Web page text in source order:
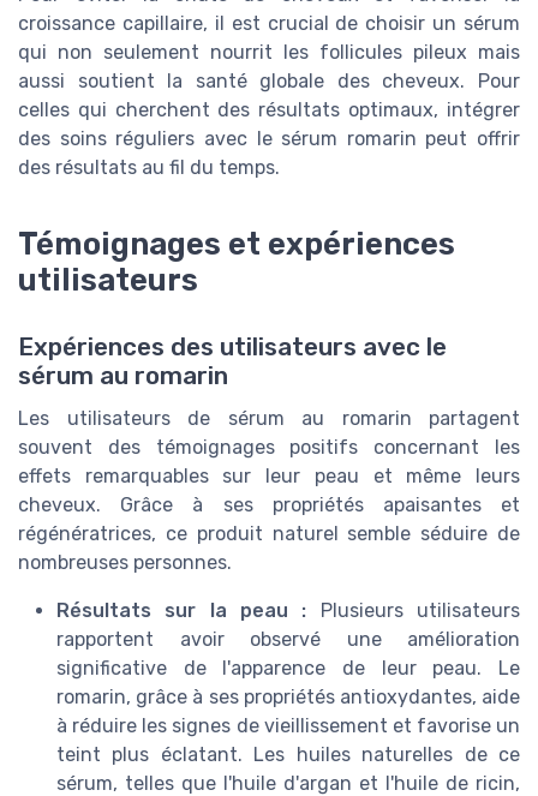
croissance capillaire, il est crucial de choisir un sérum
qui non seulement nourrit les follicules pileux mais
aussi soutient la santé globale des cheveux. Pour
celles qui cherchent des résultats optimaux, intégrer
des soins réguliers avec le sérum romarin peut offrir
des résultats au fil du temps.
Témoignages et expériences
utilisateurs
Expériences des utilisateurs avec le
sérum au romarin
Les utilisateurs de sérum au romarin partagent
souvent des témoignages positifs concernant les
effets remarquables sur leur peau et même leurs
cheveux. Grâce à ses propriétés apaisantes et
régénératrices, ce produit naturel semble séduire de
nombreuses personnes.
Résultats sur la peau : Plusieurs utilisateurs
rapportent avoir observé une amélioration
significative de l'apparence de leur peau. Le
romarin, grâce à ses propriétés antioxydantes, aide
à réduire les signes de vieillissement et favorise un
teint plus éclatant. Les huiles naturelles de ce
sérum, telles que l'huile d'argan et l'huile de ricin,